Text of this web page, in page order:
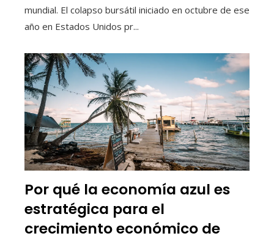
mundial. El colapso bursátil iniciado en octubre de ese
año en Estados Unidos pr...
Por qué la economía azul es
estratégica para el
crecimiento económico de